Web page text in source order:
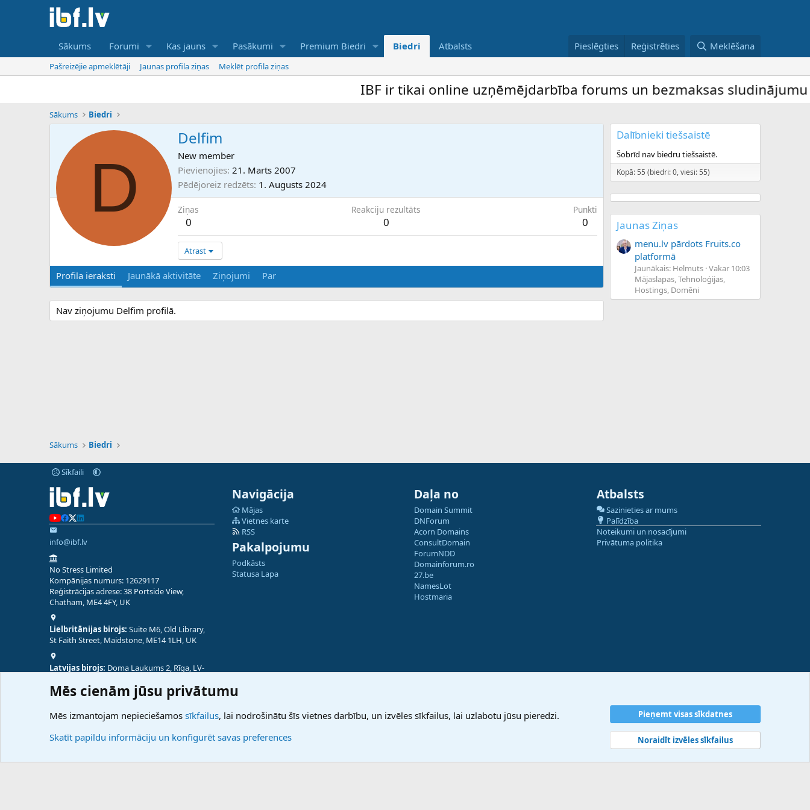
Sākums Forumi Kas jauns Pasākumi Premium Biedri Biedri Atbalsts Pieslēgties Reģistrēties Meklēšana
Pašreizējie apmeklētāji Jaunas profila ziņas Meklēt profila ziņas
IBF ir tikai online uzņēmējdarbība forums un bezmaksas sludinājumu
Sākums Biedri
D
Delfim
New member
Pievienojies 21. Marts 2007
Pēdējoreiz redzēts 1. Augusts 2024
Ziņas
0
Reakciju rezultāts
0
Punkti
0
Atrast
Profila ieraksti Jaunākā aktivitāte Ziņojumi Par
Nav ziņojumu Delfim profilā.
Dalībnieki tiešsaistē
Šobrīd nav biedru tiešsaistē.
Kopā: 55 (biedri: 0, viesi: 55)
Jaunas Ziņas
menu.lv pārdots Fruits.co
platformā
Jaunākais: Helmuts Vakar 10:03
Mājaslapas, Tehnoloģijas,
Hostings, Domēni
Sākums Biedri
Sīkfaili
info@ibf.lv
No Stress Limited
Kompānijas numurs: 12629117
Reģistrācijas adrese: 38 Portside View,
Chatham, ME4 4FY, UK
Lielbritānijas birojs: Suite M6, Old Library,
St Faith Street, Maidstone, ME14 1LH, UK
Latvijas birojs: Doma Laukums 2, Rīga, LV-
Navigācija
Mājas
Vietnes karte
RSS
Pakalpojumu
Podkāsts
Statusa Lapa
Daļa no
Domain Summit
DNForum
Acorn Domains
ConsultDomain
ForumNDD
Domainforum.ro
27.be
NamesLot
Hostmaria
Atbalsts
Sazinieties ar mums
Palīdzība
Noteikumi un nosacījumi
Privātuma politika
Mēs cienām jūsu privātumu
Mēs izmantojam nepieciešamos sīkfailus, lai nodrošinātu šīs vietnes darbību, un izvēles sīkfailus, lai uzlabotu jūsu pieredzi.
Skatīt papildu informāciju un konfigurēt savas preferences
Pieņemt visas sīkdatnes
Noraidīt izvēles sīkfailus